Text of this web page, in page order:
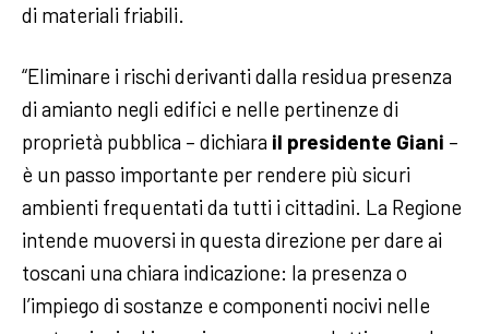
di materiali friabili.
“Eliminare i rischi derivanti dalla residua presenza
di amianto negli edifici e nelle pertinenze di
proprietà pubblica – dichiara il presidente Giani –
è un passo importante per rendere più sicuri
ambienti frequentati da tutti i cittadini. La Regione
intende muoversi in questa direzione per dare ai
toscani una chiara indicazione: la presenza o
l’impiego di sostanze e componenti nocivi nelle